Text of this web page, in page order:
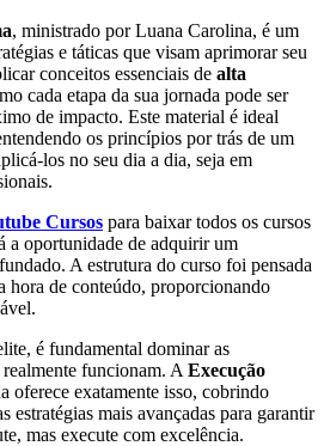
, ministrado por Luana Carolina, é um
e táticas que visam aprimorar seu
conceitos essenciais de alta
cada etapa da sua jornada pode ser
de impacto. Este material é ideal
os princípios por trás de um
los no seu dia a dia, seja em
Cursos para baixar todos os cursos
a oportunidade de adquirir um
A estrutura do curso foi pensada
hora de conteúdo, proporcionando
é fundamental dominar as
funcionam. A Execução
oferece exatamente isso, cobrindo
estratégias mais avançadas para garantir
mas execute com excelência.